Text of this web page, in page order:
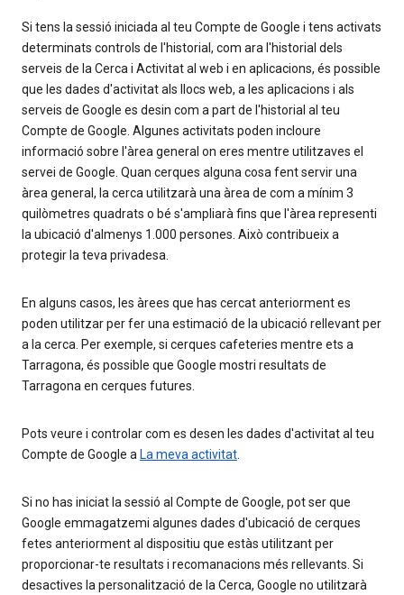
Si tens la sessió iniciada al teu Compte de Google i tens activats
determinats controls de l'historial, com ara l'historial dels
serveis de la Cerca i Activitat al web i en aplicacions, és possible
que les dades d'activitat als llocs web, a les aplicacions i als
serveis de Google es desin com a part de l'historial al teu
Compte de Google. Algunes activitats poden incloure
informació sobre l'àrea general on eres mentre utilitzaves el
servei de Google. Quan cerques alguna cosa fent servir una
àrea general, la cerca utilitzarà una àrea de com a mínim 3
quilòmetres quadrats o bé s'ampliarà fins que l'àrea representi
la ubicació d'almenys 1.000 persones. Això contribueix a
protegir la teva privadesa.
En alguns casos, les àrees que has cercat anteriorment es
poden utilitzar per fer una estimació de la ubicació rellevant per
a la cerca. Per exemple, si cerques cafeteries mentre ets a
Tarragona, és possible que Google mostri resultats de
Tarragona en cerques futures.
Pots veure i controlar com es desen les dades d'activitat al teu
Compte de Google a La meva activitat
Si no has iniciat la sessió al Compte de Google, pot ser que
Google emmagatzemi algunes dades d'ubicació de cerques
fetes anteriorment al dispositiu que estàs utilitzant per
proporcionar-te resultats i recomanacions més rellevants. Si
desactives la personalització de la Cerca, Google no utilitzarà